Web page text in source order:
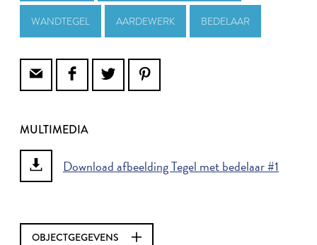
WANDTEGEL AARDEWERK BEDELAAR
MULTIMEDIA
Download afbeelding Tegel met bedelaar #1
OBJECTGEGEVENS